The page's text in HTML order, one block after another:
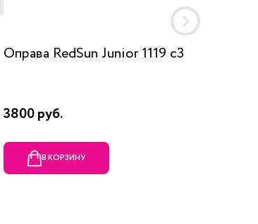
Оправа RedSun Junior 1119 c3
3800 руб.
В КОРЗИНУ